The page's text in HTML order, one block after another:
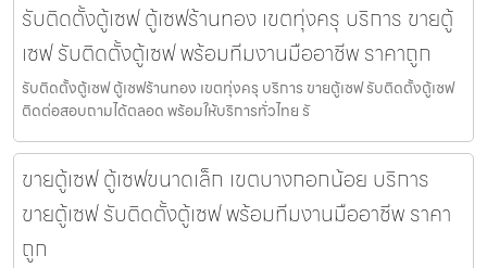
รับติดตั้งตู้เซฟ ตู้เซฟร้านทอง เขตทุ่งครุ บริการ ขายตู้
เซฟ รับติดตั้งตู้เซฟ พร้อมทีมงานมืออาชีพ ราคาถูก
รับติดตั้งตู้เซฟ ตู้เซฟร้านทอง เขตทุ่งครุ บริการ ขายตู้เซฟ รับติดตั้งตู้เซฟ
ติดต่อสอบถามได้ตลอด พร้อมให้บริการทั่วไทย รั
ขายตู้เซฟ ตู้เซฟขนาดเล็ก เขตบางกอกน้อย บริการ
ขายตู้เซฟ รับติดตั้งตู้เซฟ พร้อมทีมงานมืออาชีพ ราคา
ถูก